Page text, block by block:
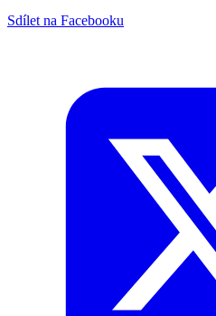
Sdílet na Facebooku